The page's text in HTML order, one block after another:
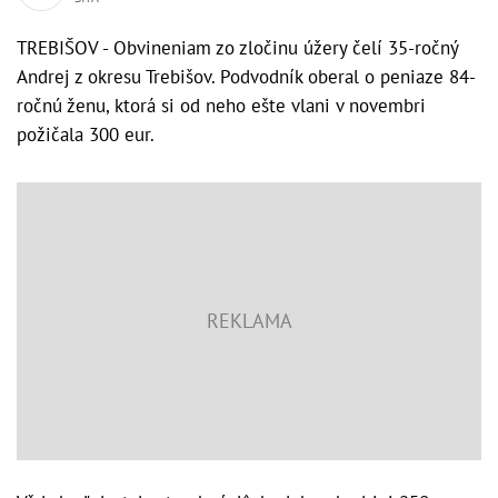
TREBIŠOV - Obvineniam zo zločinu úžery čelí 35-ročný
Andrej z okresu Trebišov. Podvodník oberal o peniaze 84-
ročnú ženu, ktorá si od neho ešte vlani v novembri
požičala 300 eur.